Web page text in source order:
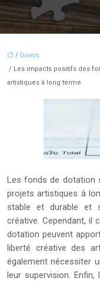
/ Divers
/ Les impacts positifs des
artistiques à long terme
Les fonds de dotation
projets artistiques à
stable et durable et
créative. Cependant, il
dotation peuvent
liberté créative des
également nécessiter
leur supervision.